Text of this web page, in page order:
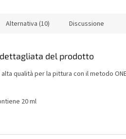
Alternativa (10) Discussione
del prodotto
qualità per la pittura con il metodo
20 ml